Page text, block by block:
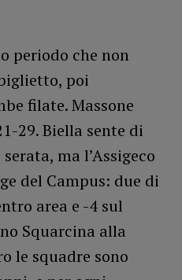
periodo che non
poi
filate. Massone
29. Biella sente di
ma l’Assigeco
del Campus: due di
area e -4 sul
Squarcina alla
le squadre sono